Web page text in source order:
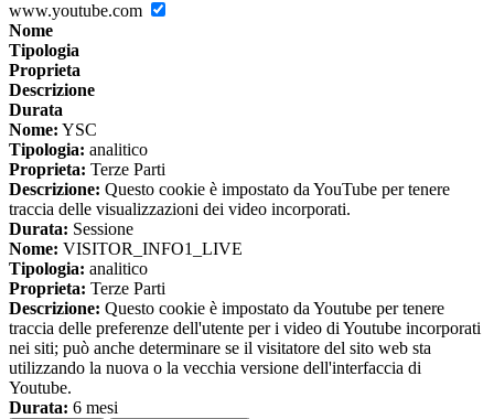
www.youtube.com
Nome
Tipologia
Proprieta
Descrizione
Durata
Nome: YSC
Tipologia: analitico
Proprieta: Terze Parti
Descrizione: Questo cookie è impostato da YouTube per tenere
traccia delle visualizzazioni dei video incorporati.
Durata: Sessione
Nome: VISITOR_INFO1_LIVE
Tipologia: analitico
Proprieta: Terze Parti
Descrizione: Questo cookie è impostato da Youtube per tenere
traccia delle preferenze dell'utente per i video di Youtube incorporati
nei siti; può anche determinare se il visitatore del sito web sta
utilizzando la nuova o la vecchia versione dell'interfaccia di
Youtube.
Durata: 6 mesi